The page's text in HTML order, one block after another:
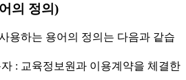
의 정의)
용하는 용어의 정의는 다음과 같습
: 교육정보원과 이용계약을 체결한